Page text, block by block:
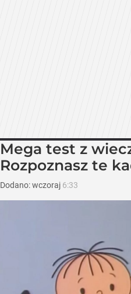
Mega test z
Rozpoznasz te
Dodano:wczoraj 6:33